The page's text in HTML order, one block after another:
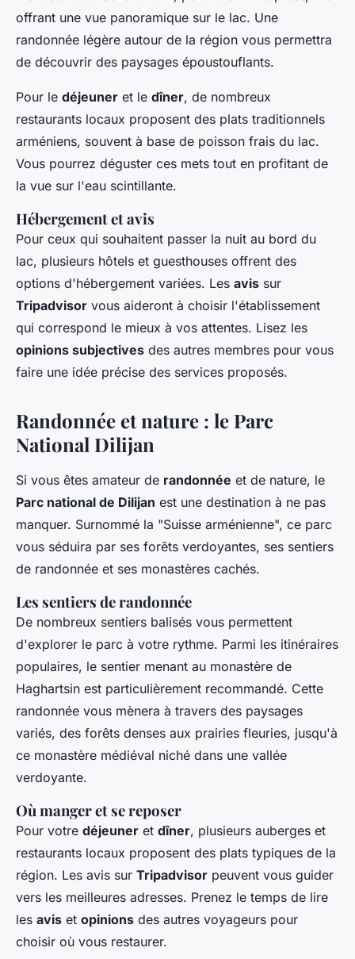
offrant une vue panoramique sur le lac. Une
randonnée légère autour de la région vous permettra
de découvrir des paysages époustouflants.
Pour le déjeuner et le dîner, de nombreux
restaurants locaux proposent des plats traditionnels
arméniens, souvent à base de poisson frais du lac.
Vous pourrez déguster ces mets tout en profitant de
la vue sur l'eau scintillante.
Hébergement et avis
Pour ceux qui souhaitent passer la nuit au bord du
lac, plusieurs hôtels et guesthouses offrent des
options d'hébergement variées. Les avis sur
Tripadvisor vous aideront à choisir l'établissement
qui correspond le mieux à vos attentes. Lisez les
opinions subjectives des autres membres pour vous
faire une idée précise des services proposés.
Randonnée et nature : le Parc
National Dilijan
Si vous êtes amateur de randonnée et de nature, le
Parc national de Dilijan est une destination à ne pas
manquer. Surnommé la "Suisse arménienne", ce parc
vous séduira par ses forêts verdoyantes, ses sentiers
de randonnée et ses monastères cachés.
Les sentiers de randonnée
De nombreux sentiers balisés vous permettent
d'explorer le parc à votre rythme. Parmi les itinéraires
populaires, le sentier menant au monastère de
Haghartsin est particulièrement recommandé. Cette
randonnée vous mènera à travers des paysages
variés, des forêts denses aux prairies fleuries, jusqu'à
ce monastère médiéval niché dans une vallée
verdoyante.
Où manger et se reposer
Pour votre déjeuner et dîner, plusieurs auberges et
restaurants locaux proposent des plats typiques de la
région. Les avis sur Tripadvisor peuvent vous guider
vers les meilleures adresses. Prenez le temps de lire
les avis et opinions des autres voyageurs pour
choisir où vous restaurer.